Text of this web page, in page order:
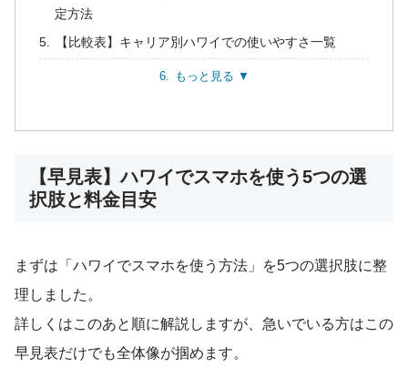
定方法
【比較表】キャリア別ハワイでの使いやすさ一覧
もっと見る ▼
【早見表】ハワイでスマホを使う5つの選
択肢と料金目安
まずは「ハワイでスマホを使う方法」を5つの選択肢に整
理しました。
詳しくはこのあと順に解説しますが、急いでいる方はこの
早見表だけでも全体像が掴めます。